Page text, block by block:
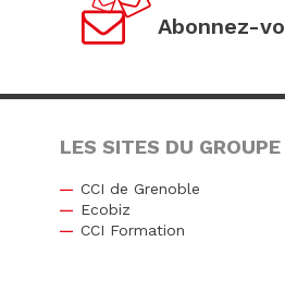
Abonnez-
LES SITES DU
CCI de Grenoble
Ecobiz
CCI Formation